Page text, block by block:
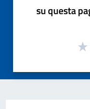
su questa